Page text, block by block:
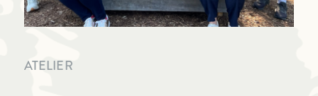
ATELIER